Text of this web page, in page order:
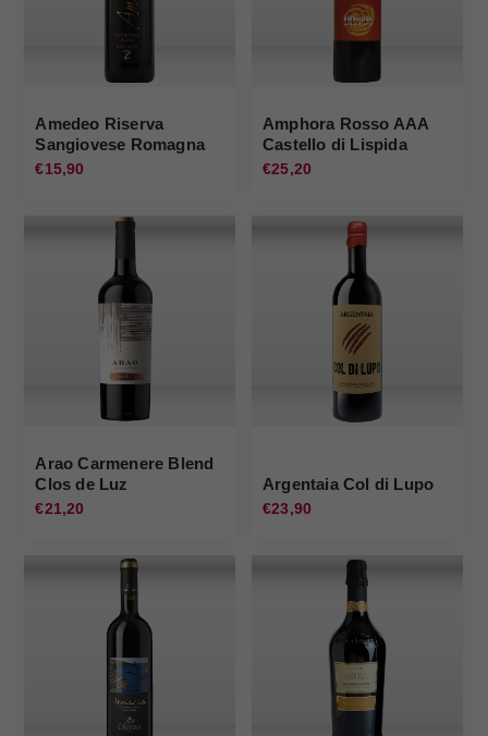
Amedeo Riserva
Sangiovese Romagna
Sup. 2022 Zavalloni
€15,90
Amphora Rosso AAA
Castello di Lispida
€25,20
Arao Carmenere Blend
Clos de Luz
€21,20
Argentaia Col di Lupo
€23,90